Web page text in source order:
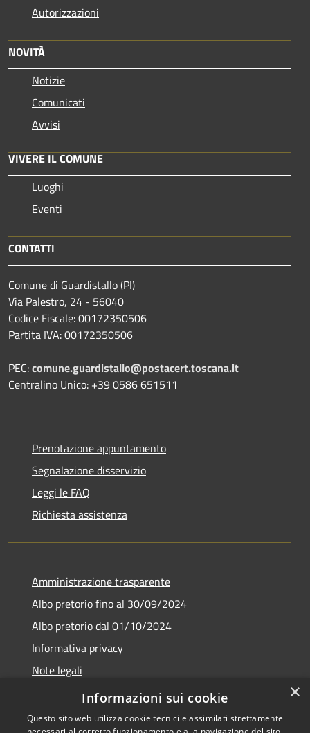
Autorizzazioni
NOVITÀ
Notizie
Comunicati
Avvisi
VIVERE IL COMUNE
Luoghi
Eventi
CONTATTI
Comune di Guardistallo (PI)
Via Palestro, 24 - 56040
Codice Fiscale: 00172350506
Partita IVA: 00172350506
PEC:comune.guardistallo@postacert.toscana.it
Centralino Unico: +39 0586 651511
Prenotazione appuntamento
Segnalazione disservizio
Leggi le FAQ
Richiesta assistenza
Amministrazione trasparente
Albo pretorio fino al 30/09/2024
Albo pretorio dal 01/10/2024
Informativa privacy
Note legali
Dichiarazione di accessibilità
×
Informazioni sui cookie
Questo sito web utilizza cookie tecnici e assimilati strettamente